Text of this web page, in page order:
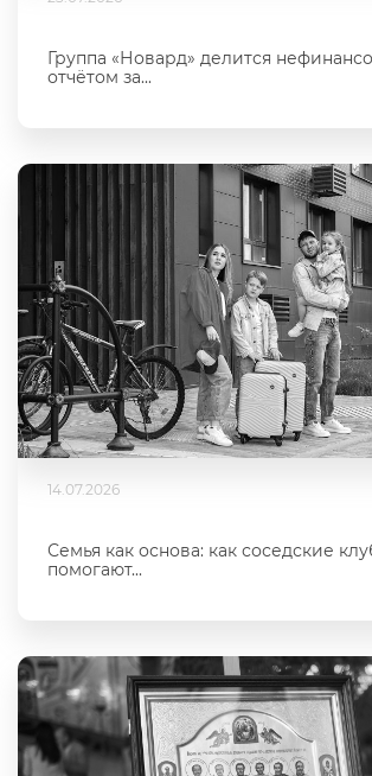
Группа «Новард» делится
отчётом за...
14.07.2026
Семья как основа: как соседские
помогают...